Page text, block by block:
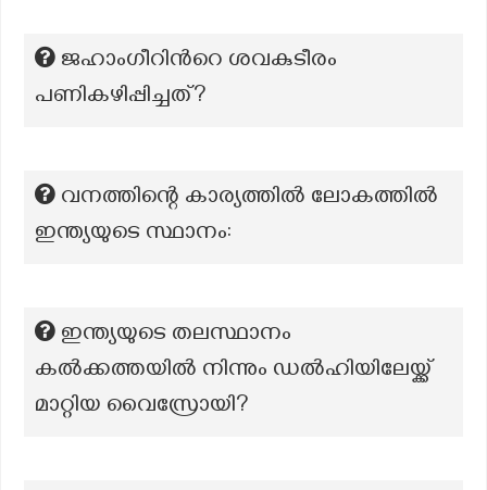
ജഹാംഗീറിൻറെ ശവകുടീരം
പണികഴിപ്പിച്ചത്?
വനത്തിന്റെ കാര്യത്തിൽ ലോകത്തിൽ
ഇന്ത്യയുടെ സ്ഥാനം:
ഇന്ത്യയുടെ തലസ്ഥാനം
കൽക്കത്തയിൽ നിന്നും ഡൽഹിയിലേയ്ക്ക്
മാറ്റിയ വൈസ്രോയി?